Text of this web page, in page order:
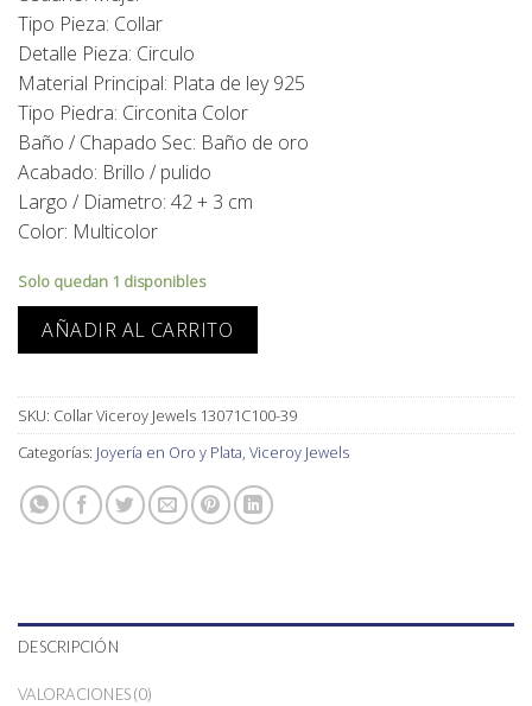
Tipo Pieza: Collar
Detalle Pieza: Circulo
Material Principal: Plata de ley 925
Tipo Piedra: Circonita Color
Baño / Chapado Sec: Baño de oro
Acabado: Brillo / pulido
Largo / Diametro: 42 + 3 cm
Color: Multicolor
Solo quedan 1 disponibles
AÑADIR AL CARRITO
SKU: Collar Viceroy Jewels 13071C100-39
Categorías: Joyería en Oro y Plata, Viceroy Jewels
DESCRIPCIÓN
VALORACIONES (0)